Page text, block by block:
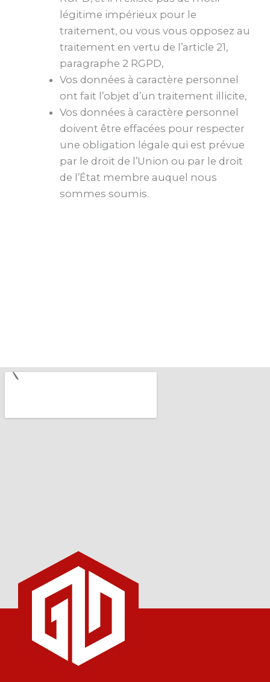
légitime impérieux pour le
traitement, ou vous vous opposez au
traitement en vertu de l’article 21,
paragraphe 2 RGPD,
Vos données à caractère personnel
ont fait l’objet d’un traitement illicite,
Vos données à caractère personnel
doivent être effacées pour respecter
une obligation légale qui est prévue
par le droit de l’Union ou par le droit
de l’État membre auquel nous
sommes soumis.